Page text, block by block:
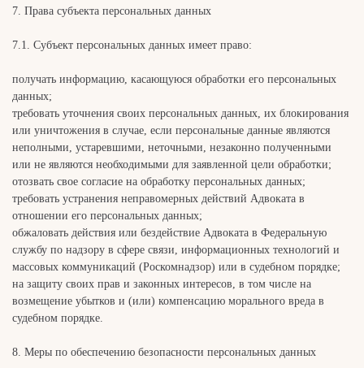
7. Права субъекта персональных данных
7.1. Субъект персональных данных имеет право:
получать информацию, касающуюся обработки его персональных
данных;
требовать уточнения своих персональных данных, их блокирования
или уничтожения в случае, если персональные данные являются
неполными, устаревшими, неточными, незаконно полученными
или не являются необходимыми для заявленной цели обработки;
отозвать свое согласие на обработку персональных данных;
требовать устранения неправомерных действий Адвоката в
отношении его персональных данных;
обжаловать действия или бездействие Адвоката в Федеральную
службу по надзору в сфере связи, информационных технологий и
массовых коммуникаций (Роскомнадзор) или в судебном порядке;
на защиту своих прав и законных интересов, в том числе на
возмещение убытков и (или) компенсацию морального вреда в
судебном порядке.
8. Меры по обеспечению безопасности персональных данных